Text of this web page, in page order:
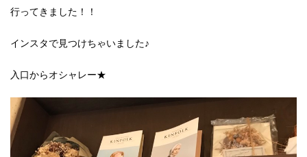
行ってきました！！
インスタで見つけちゃいました♪
入口からオシャレー★